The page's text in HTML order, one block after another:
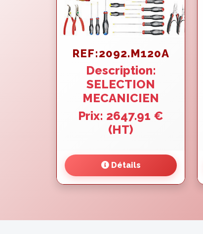
REF:2092.M120A
Description:
SELECTION
MECANICIEN
Prix: 2647.91 €
(HT)
Détails